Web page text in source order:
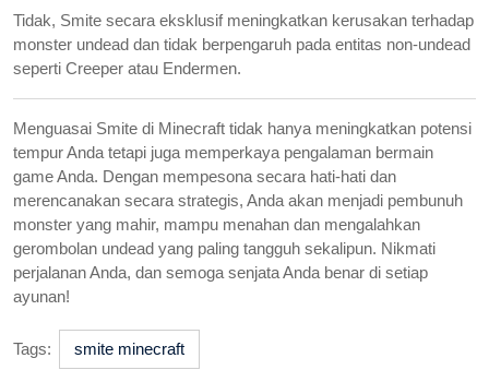
Tidak, Smite secara eksklusif meningkatkan kerusakan terhadap
monster undead dan tidak berpengaruh pada entitas non-undead
seperti Creeper atau Endermen.
Menguasai Smite di Minecraft tidak hanya meningkatkan potensi
tempur Anda tetapi juga memperkaya pengalaman bermain
game Anda. Dengan mempesona secara hati-hati dan
merencanakan secara strategis, Anda akan menjadi pembunuh
monster yang mahir, mampu menahan dan mengalahkan
gerombolan undead yang paling tangguh sekalipun. Nikmati
perjalanan Anda, dan semoga senjata Anda benar di setiap
ayunan!
Tags: smite minecraft